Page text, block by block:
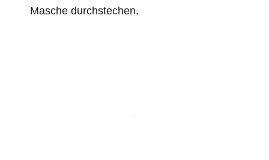
Masche durchstechen.